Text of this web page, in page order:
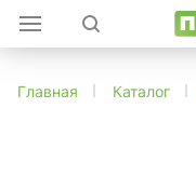
Главная Каталог